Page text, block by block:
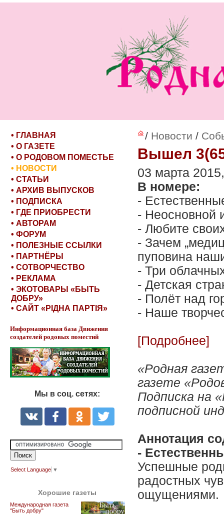
• ГЛАВНАЯ
• О ГАЗЕТЕ
• О РОДОВОМ ПОМЕСТЬЕ
• НОВОСТИ
• СТАТЬИ
• АРХИВ ВЫПУСКОВ
• ПОДПИСКА
• ГДЕ ПРИОБРЕСТИ
• АВТОРАМ
• ФОРУМ
• ПОЛЕЗНЫЕ ССЫЛКИ
• ПАРТНЁРЫ
• СОТВОРЧЕСТВО
• РЕКЛАМА
• ЭКОТОВАРЫ «БЫТЬ
ДОБРУ»
• САЙТ «РІДНА ПАРТІЯ»
Информационная база Движения
создателей родовых поместий
Мы в соц. сетях:
Select Language ▼
Хорошие газеты
Международная газета
"Быть добру"
/ Новости /
Вышел
03 марта
В номере:
-
- Неосновной
- Любите
- Зачем
пуповина
- Три
- Детская
- Полёт над
- Наше
[Подробнее]
«Родная
газете
Подписка на
подписной
Аннотация
-
Успешные
радостных
ощущениями.